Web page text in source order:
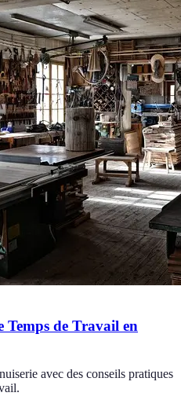
de Travail en
avec des conseils pratiques